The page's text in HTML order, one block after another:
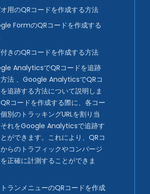
用のQRコードを作成する方法
FormのQRコードを作成する
きのQRコードを作成する方法
AnalyticsでQRコードを追跡
法 、Google AnalyticsでQRコ
追跡する方法について説明しま
コードを作成する際に、各コー
個別のトラッキングURLを割り当
れをGoogle Analyticsで追跡す
ができます。これにより、QRコ
らのトラフィックやコンバージ
正確に計測することができま
ランメニューのQRコードを作成